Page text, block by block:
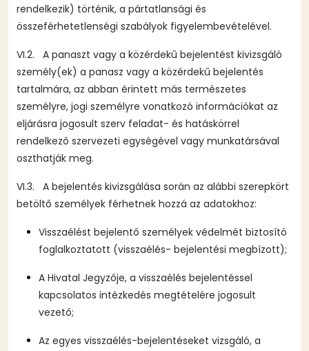
rendelkezik) történik, a pártatlansági és
összeférhetetlenségi szabályok figyelembevételével.
VI.2. A panaszt vagy a közérdekű bejelentést kivizsgáló
személy(ek) a panasz vagy a közérdekű bejelentés
tartalmára, az abban érintett más természetes
személyre, jogi személyre vonatkozó információkat az
eljárásra jogosult szerv feladat- és hatáskörrel
rendelkező szervezeti egységével vagy munkatársával
oszthatják meg.
VI.3. A bejelentés kivizsgálása során az alábbi szerepkört
betöltő személyek férhetnek hozzá az adatokhoz:
Visszaélést bejelentő személyek védelmét biztosító
foglalkoztatott (visszaélés- bejelentési megbízott);
A Hivatal Jegyzője, a visszaélés bejelentéssel
kapcsolatos intézkedés megtételére jogosult
vezető;
Az egyes visszaélés-bejelentéseket vizsgáló, a